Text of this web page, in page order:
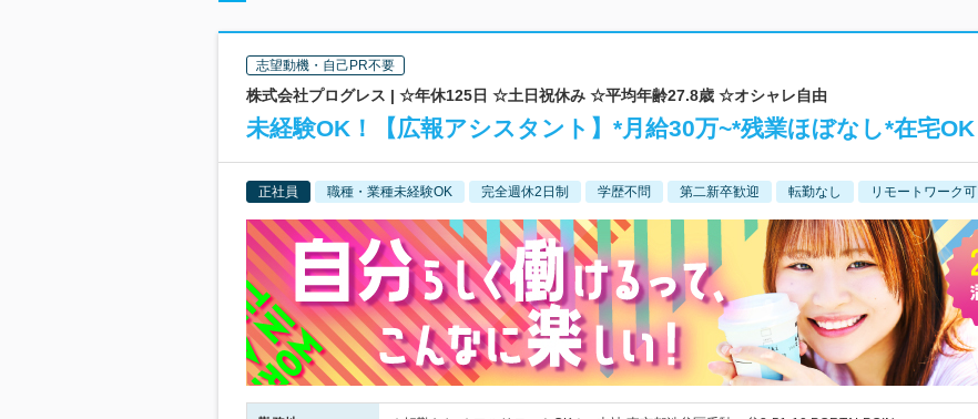
志望動機・自己PR不要
株式会社プログレス | ☆年休125日 ☆土日祝休み ☆平均年齢27.8歳 ☆オシャレ自由
未経験OK！【広報アシスタント】*月給30万~*残業ほぼなし*在宅OK
正社員 職種・業種未経験OK 完全週休2日制 学歴不問 第二新卒歓迎 転勤なし リモートワーク可